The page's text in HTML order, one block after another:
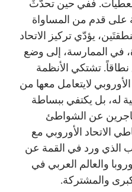
ففي حين تحدّثَ
على قدم من المساواة
يؤدّي تركيز الاتحاد
في الممارسة، إلى وضع
نطاقاً. تشتكي الأنظمة
لايتعامل معها من
له، بل يكتفي ببساطة
عن الشواطئ
الاتحاد الأوروبي مع
الذي ورد في القمة عن
والعالم العربي في
والمشتركة.